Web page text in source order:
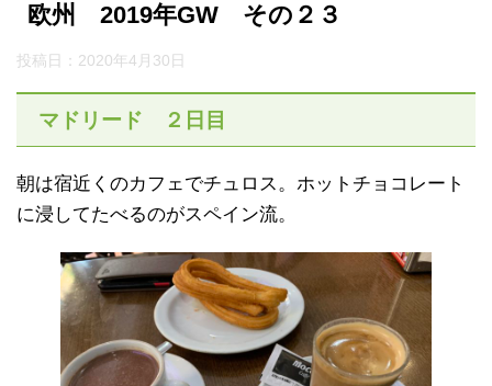
欧州 2019年GW その２３
投稿日： 2020年4月30日
マドリード ２日目
朝は宿近くのカフェでチュロス。ホットチョコレート
に浸してたべるのがスペイン流。